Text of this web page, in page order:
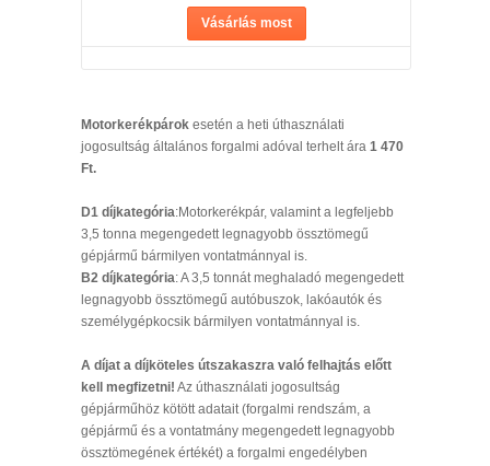
Vásárlás most
Motorkerékpárok esetén a heti úthasználati
jogosultság általános forgalmi adóval terhelt ára 1 470
Ft.
D1 díjkategória:Motorkerékpár, valamint a legfeljebb
3,5 tonna megengedett legnagyobb össztömegű
gépjármű bármilyen vontatmánnyal is.
B2 díjkategória: A 3,5 tonnát meghaladó megengedett
legnagyobb össztömegű autóbuszok, lakóautók és
személygépkocsik bármilyen vontatmánnyal is.
A díjat a díjköteles útszakaszra való felhajtás előtt
kell megfizetni! Az úthasználati jogosultság
gépjárműhöz kötött adatait (forgalmi rendszám, a
gépjármű és a vontatmány megengedett legnagyobb
össztömegének értékét) a forgalmi engedélyben